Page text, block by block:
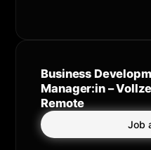
Business
Manager:in –
Remote
Job